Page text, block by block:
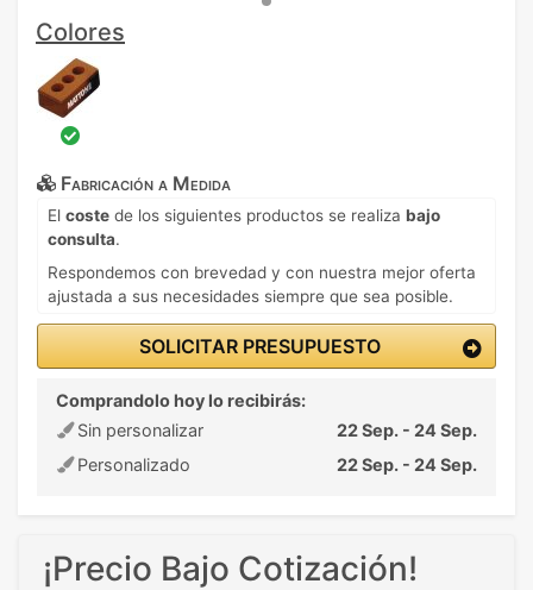
Colores
Fabricación a Medida
El coste de los siguientes productos se realiza bajo
consulta.
Respondemos con brevedad y con nuestra mejor oferta
ajustada a sus necesidades siempre que sea posible.
SOLICITAR PRESUPUESTO
Comprandolo hoy lo recibirás:
Sin personalizar
22 Sep. - 24 Sep.
Personalizado
22 Sep. - 24 Sep.
¡Precio Bajo Cotización!